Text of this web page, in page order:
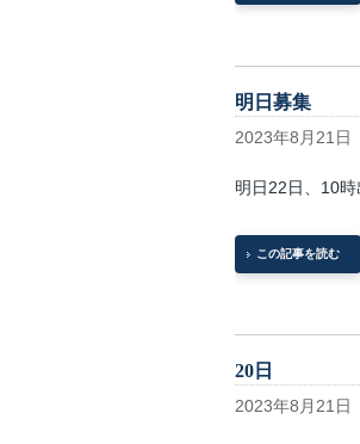
明日募集
2023年8月21日
明日22日、10時
この記事を読む
20日
2023年8月21日